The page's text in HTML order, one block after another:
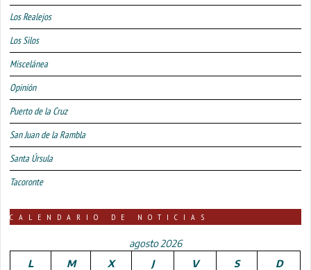
Los Realejos
Los Silos
Miscelánea
Opinión
Puerto de la Cruz
San Juan de la Rambla
Santa Úrsula
Tacoronte
CALENDARIO DE NOTICIAS
agosto 2026
L
M X J V S D